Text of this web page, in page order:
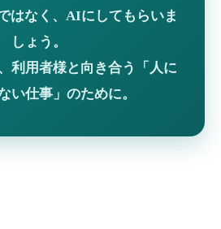
はなく、AIにしてもらいま
しょう。
利用者様と向き合う「人に
い仕事」のために。